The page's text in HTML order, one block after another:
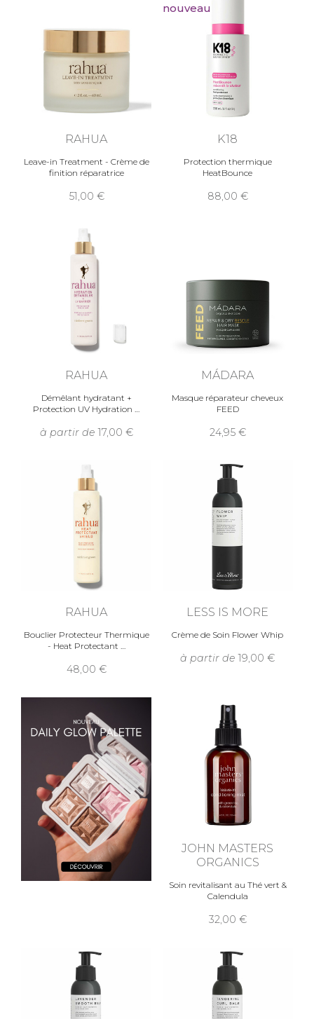
RAHUA
Leave-in Treatment - Crème de
finition réparatrice
51,00
nouveau
K18
Protection thermique
HeatBounce
88,00
RAHUA
Démêlant hydratant +
Protection UV Hydration
à partir de 17,00
MÁDARA
Masque réparateur cheveux
FEED
24,95
RAHUA
Bouclier Protecteur Thermique
- Heat Protectant
48,00
LESS IS MORE
Crème de Soin Flower Whip
à partir de 19,00
JOHN MASTERS
ORGANICS
Soin revitalisant au Thé vert &
Calendula
32,00